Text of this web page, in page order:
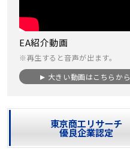
EA紹介動画
※再生すると音声が出ます。
大きい動画はこちらから
東京商工リサーチ
優良企業認定